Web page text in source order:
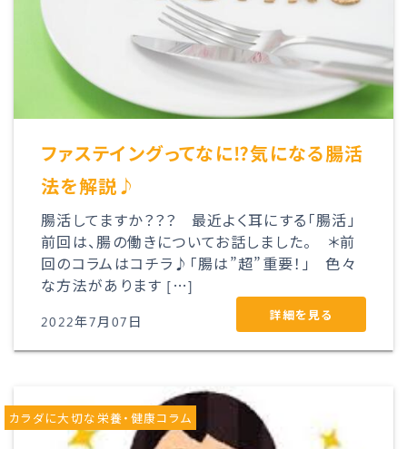
ファステイングってなに⁉気になる腸活
法を解説♪
腸活してますか？？？ 最近よく耳にする「腸活」
前回は、腸の働きについてお話しました。 ＊前
回のコラムはコチラ♪「腸は”超”重要！」 色々
な方法があります […]
2022年7月07日 詳細を見る
カラダに大切な栄養・健康コラム